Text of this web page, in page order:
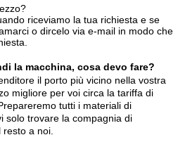
riceviamo la tua richiesta e se
o dircelo via e-mail in modo che
la macchina, cosa devo fare?
il porto più vicino nella vostra
migliore per voi circa la tariffa di
tutti i materiali di
solo trovare la compagnia di
a noi.